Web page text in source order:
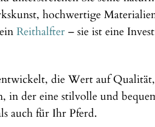
hochwertige
Reithalfter – sie ist eine
die Wert auf
in der eine stilvolle und
auch für Ihr Pferd.